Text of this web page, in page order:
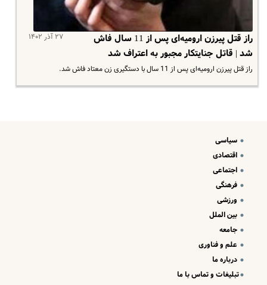
۲۷ آذر ۱۴۰۲
راز قتل پیرزن ارومیه‌ای پس از 11 سال فاش
شد | قاتل جنایتکار مجبور به اعتراف شد
راز قتل پیرزن ارومیه‌ای پس از 11 سال با دستگیری زن معتاد فاش شد.
سیاسی
اقتصادی
اجتماعی
فرهنگی
ورزشی
بین الملل
جامعه
علم و فناوری
درباره ما
تبلیغات و تماس با ما